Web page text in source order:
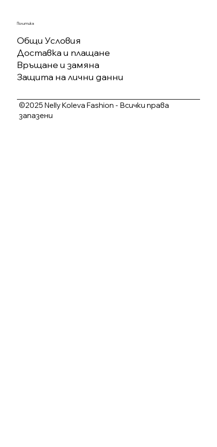
Политика
Общи Условия
Доставка и плащане
Връщане и замяна
Защита на лични данни
©2025 Nelly Koleva Fashion - Всички права
запазени